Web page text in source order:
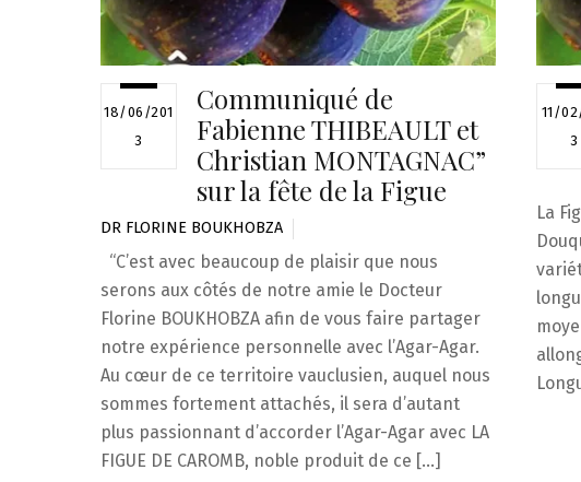
18/06/201
3
Communiqué de
Fabienne THIBEAULT et
Christian MONTAGNAC”
sur la fête de la Figue
DR FLORINE BOUKHOBZA
“C’est avec beaucoup de plaisir que nous
serons aux côtés de notre amie le Docteur
Florine BOUKHOBZA afin de vous faire partager
notre expérience personnelle avec l’Agar-Agar.
Au cœur de ce territoire vauclusien, auquel nous
sommes fortement attachés, il sera d’autant
plus passionnant d’accorder l’Agar-Agar avec LA
FIGUE DE CAROMB, noble produit de ce […]
11/
3
La